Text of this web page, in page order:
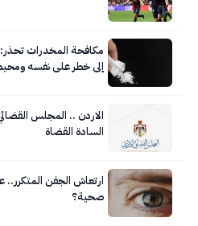
مكافحة المخدرات
إلى خطر على نفسه
الاردن .. المجلس
السادة القضاة
ارتعاش الجفن
صحية؟